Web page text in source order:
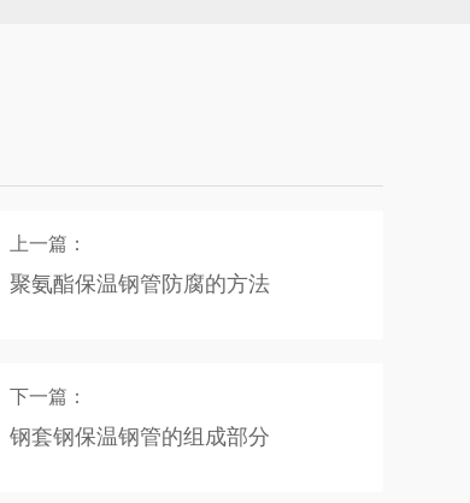
上一篇：
聚氨酯保温钢管防腐的方法
下一篇：
钢套钢保温钢管的组成部分